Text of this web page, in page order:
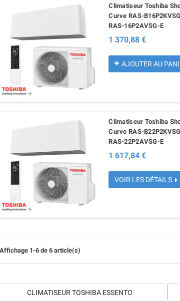
Climatiseur Toshiba
Curve RAS-
RAS-16P2AVSG-E
1 370,88 €
AJOUTER AU
Climatiseur Toshiba
Curve RAS-
RAS-22P2AVSG-E
1 617,84 €
VOIR LES DÉTAILS
Affichage 1-6 de 6 article(s)
CLIMATISEUR TOSHIBA ESSENTO